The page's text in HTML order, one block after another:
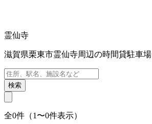
霊仙寺
滋賀県栗東市霊仙寺周辺の時間貸駐車場
検索
全0件（1〜0件表示）